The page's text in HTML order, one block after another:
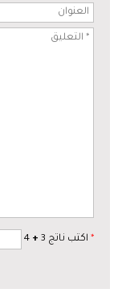
* اكتب ناتج 3 +